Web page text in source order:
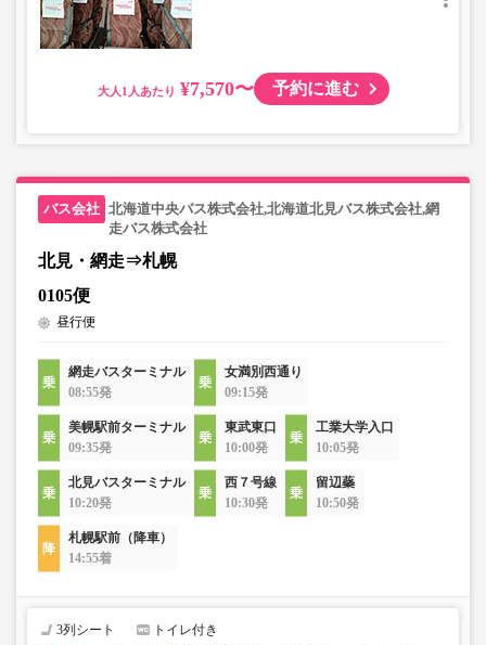
大人 ¥7,570〜 予約に進む
北海道中央バス株式会社,北海道北見バス株式会社,網
走バス株式会社
北見・網走⇒札幌
0105便
昼行便
網走バスターミナル
08:55発
女満別西通り
09:15発
美幌駅前ターミナル
09:35発
東武東口
10:00発
工業大学入口
10:05発
北見バスターミナル
10:20発
西７号線
10:30発
留辺蘂
10:50発
札幌駅前（降車）
14:55着
3列シート トイレ付き